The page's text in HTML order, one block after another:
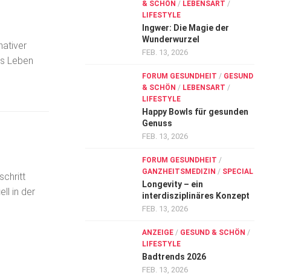
Leben
in der
& SCHÖN / LEBENSART /
LIFESTYLE
Ingwer: Die Magie der
Wunderwurzel
FEB. 13, 2026
FORUM GESUNDHEIT / GESUND
& SCHÖN / LEBENSART /
LIFESTYLE
Happy Bowls für gesunden
Genuss
FEB. 13, 2026
FORUM GESUNDHEIT /
GANZHEITSMEDIZIN / SPECIAL
Longevity – ein
interdisziplinäres Konzept
FEB. 13, 2026
ANZEIGE / GESUND & SCHÖN /
LIFESTYLE
Badtrends 2026
FEB. 13, 2026